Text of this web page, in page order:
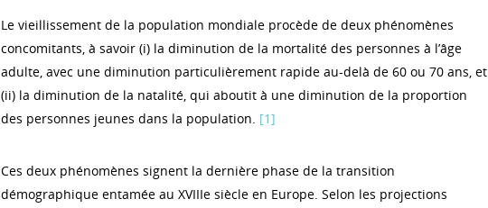
Le vieillissement de la population mondiale procède de deux phénomènes
concomitants, à savoir (i) la diminution de la mortalité des personnes à l’âge
adulte, avec une diminution particulièrement rapide au-delà de 60 ou 70 ans, et
(ii) la diminution de la natalité, qui aboutit à une diminution de la proportion
des personnes jeunes dans la population. [1]
Ces deux phénomènes signent la dernière phase de la transition
démographique entamée au XVIIIe siècle en Europe. Selon les projections